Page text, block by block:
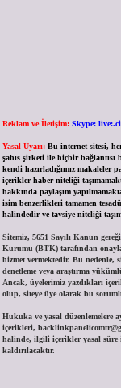
Reklam ve İletişim: Skype:
Yasal Uyarı: Bu internet sitesi,
şahıs şirketi ile hiçbir bağlantısı
kendi hazırladığımız makaleler
içerikler haber niteliği
hakkında paylaşım
isim benzerlikleri tamamen
halindedir ve tavsiye niteliği
Sitemiz, 5651 Sayılı Kanun
Kurumu (BTK) tarafından
hizmet vermektedir. Bu
denetleme veya araştırma
Ancak, üyelerimiz yazdıkları
olup, siteye üye olarak bu
Hukuka ve yasal düzenlemelere
içerikleri,
halinde, ilgili içerikler yasal süre
kaldırılacaktır.